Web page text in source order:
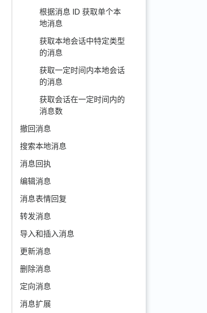
根据消息 ID 获取单个本
地消息
获取本地会话中特定类型
的消息
获取一定时间内本地会话
的消息
获取会话在一定时间内的
消息数
撤回消息
搜索本地消息
消息回执
编辑消息
消息表情回复
转发消息
导入和插入消息
更新消息
删除消息
定向消息
消息扩展